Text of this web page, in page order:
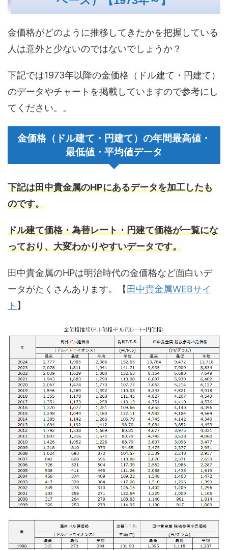
金価格がどのように推移してきたかを把握している
人は意外と少ないのではないでしょうか？
下記では1973年以降の金価格（ドル建て・円建て）
のデータやチャートを掲載していますので参考にし
てください。。
金価格（ドル建て・円建て）の年間最高値・
最低値・平均値データ
下記は田中貴金属のHPにあるデータを加工したも
のです。
ドル建て価格・為替レート・円建て価格が一覧にな
っており、大変わかりやすいデータです。
田中貴金属のHPは明治時代の金価格など面白いデ
ータがたくさんあります。【 田中貴金属WEBサイ
ト 】